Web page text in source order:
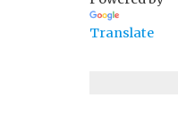
Translate